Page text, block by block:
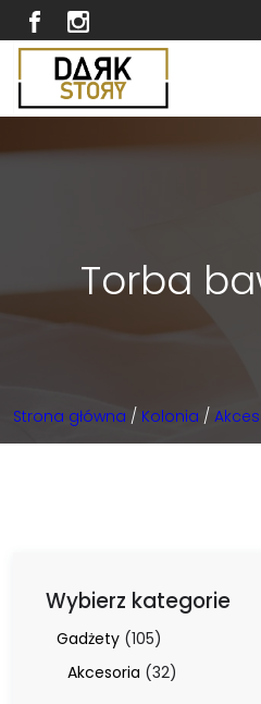
Torba
Strona główna / Kolonia /
Wybierz kategorie
Gadżety 105105
produktów
Akcesoria 3232